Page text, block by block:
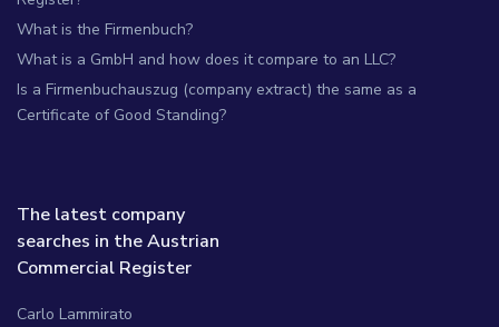
What is the Firmenbuch?
What is a GmbH and how does it compare to an LLC?
Is a Firmenbuchauszug (company extract) the same as a
Certificate of Good Standing?
The latest company
searches in the Austrian
Commercial Register
Carlo Lammirato